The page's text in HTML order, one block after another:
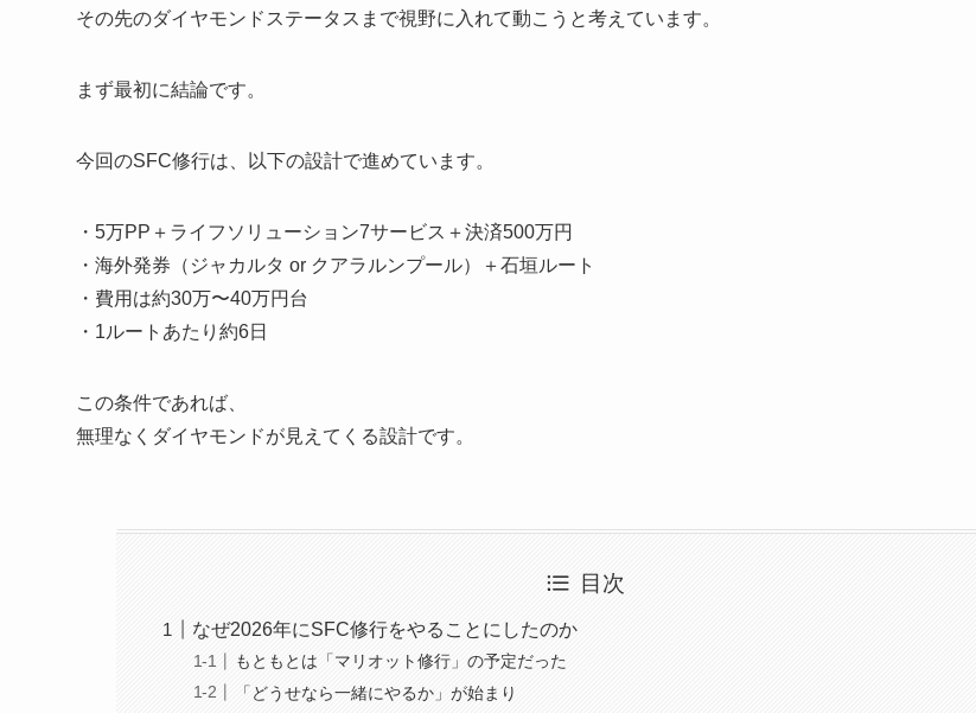
その先のダイヤモンドステータスまで視野に入れて動こうと考えています。
まず最初に結論です。
今回のSFC修行は、以下の設計で進めています。
・5万PP＋ライフソリューション7サービス＋決済500万円
・海外発券（ジャカルタ or クアラルンプール）＋石垣ルート
・費用は約30万〜40万円台
・1ルートあたり約6日
この条件であれば、
無理なくダイヤモンドが見えてくる設計です。
目次
なぜ2026年にSFC修行をやることにしたのか
もともとは「マリオット修行」の予定だった
「どうせなら一緒にやるか」が始まり